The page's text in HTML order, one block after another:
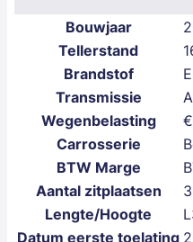
Bouwjaar
Tellerstand
Brandstof
Transmissie
Wegenbelasting
Carrosserie
BTW Marge
Aantal zitplaatsen
3
Lengte/Hoogte
Datum eerste toelating